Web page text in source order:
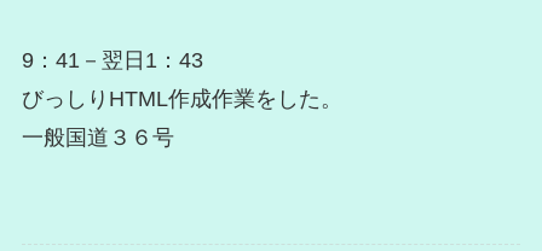
9：41－翌日1：43
びっしりHTML作成作業をした。
一般国道３６号